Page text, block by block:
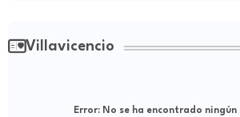
Villavicencio
Error:No se ha encontrado ningún